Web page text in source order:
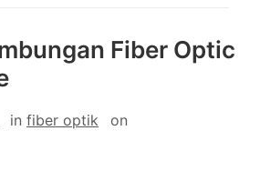
Fiber Optic
in fiber optik on